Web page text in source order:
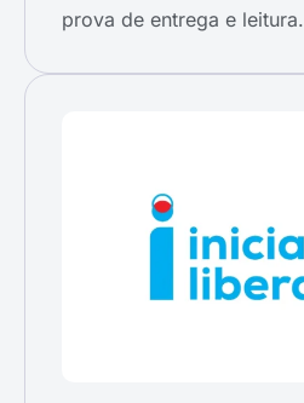
prova de entrega e leitura.